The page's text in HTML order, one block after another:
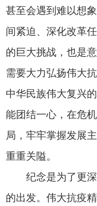
甚至会遇到难以想
间紧迫、深化改革
的巨大挑战，也是
需要大力弘扬伟大
中华民族伟大复兴
能团结一心，在危
局，牢牢掌握发展
重重关隘。
纪念是为了更深
的出发。伟大抗疫